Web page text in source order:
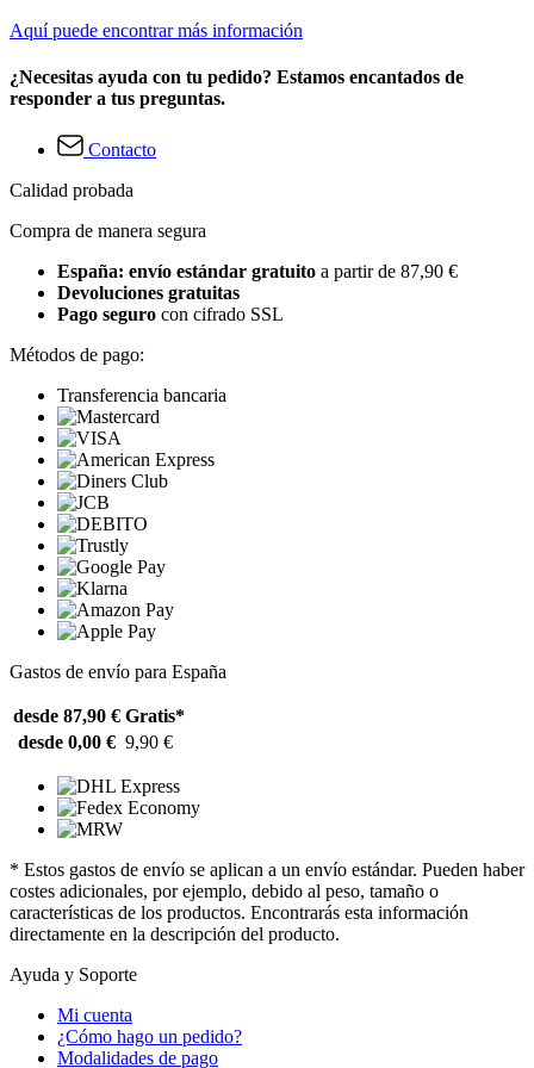
Aquí puede encontrar más información
¿Necesitas ayuda con tu pedido? Estamos encantados de
responder a tus preguntas.
Contacto
Calidad probada
Compra de manera segura
España: envío estándar gratuito a partir de 87,90 €
Devoluciones gratuitas
Pago seguro con cifrado SSL
Métodos de pago:
Transferencia bancaria
Gastos de envío para España
desde 87,90 € Gratis*
desde 0,00 € 9,90 €
* Estos gastos de envío se aplican a un envío estándar. Pueden haber
costes adicionales, por ejemplo, debido al peso, tamaño o
características de los productos. Encontrarás esta información
directamente en la descripción del producto.
Ayuda y Soporte
Mi cuenta
¿Cómo hago un pedido?
Modalidades de pago